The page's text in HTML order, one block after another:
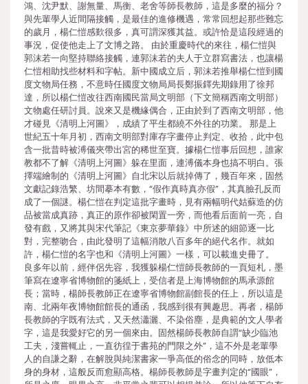
鴻、沈尹默、謝無量、馬衡、老舍等師長教師，這是多麼的福分？
與先輩學人近間隔接觸，是最佳的進修機遇，常常回想起那些難忘
的歲月，楊仁愷感歎很多，真可謂深獲其益。或許恰是這段經過的
事況，促使他走上了文博之路。 由於重慶時代的來往，楊仁愷與
郭沫若一向堅持聯絡接觸，連郭沫若的夫人于立群寫書法，也讓楊
仁愷相助找些材料和字帖。新中國成立后，郭沫若推舉楊仁愷到國
度文物局任務，不意時任國度文物局局長鄭振鐸先期錄用了徐邦
達，所以楊仁愷改往西南國民當局文明部（下文簡稱西南文明部）
文物處任研討員。說來又是機緣偶合，正由於到了西南文明部，他
才碰見《清明上河圖》，成績了平生都繞不外往的功業。 那是上
世紀五十年月初，西南文明部對庫存字畫停止判定、收拾，此中包
含一批昔時被溥儀夾帶出宮的稀世至寶。據楊仁愷事后回想，誰家
教都不了解《清明上河圖》躲在里面，連溥儀本身也搞不明白。張
擇端繪制的《清明上河圖》自北宋以后就掉傳了，幾百年來，固然
文獻記錄浩繁、坊間摹本有數，“假作真時真亦假”，其真臉孔反而
成了一個謎。楊仁愷在判定這批字畫時，見有兩幅明代姑蘇造的仿
品被當成真跡，真正的原作卻被閑置一旁，而他看后面前一亮，自
發有戲，又將其與宋代筆記《東京夢華錄》中所述的細節逐一比
對，完整吻合，由此發明了這幅消散八百多年的絕代名作。就如
許，楊仁愷的名字也和《清明上河圖》一樣，可以載進史冊了。
良多年以前，經伴侶先容，我獲躲楊仁愷師長教師的一頁短札，墨
筆寫在遼寧省博物館的箋紙上，受信者是上海博物館的馬承源館
長；當時，楊師長教師正在遼寧省博物館副館長的任上，所以這是
南、北兩年夜博物館館長的通函，我感到很有興趣思。再者，楊師
長教師的字既有法式，又天然瀟灑、不染俗塵，是典範的文人學者
字，這是我愛好它的另一個來由。固然楊師長教師自謂“缺少臨池
工夫，淺嘗輒止，一直彷徨于書苑的門限之外”，這不外是老輩學
人的自謙之辭，在解脫與純潔書家一爭高低的俗念的同時，放低本
身的身材，這般反而愈顯高格。楊師長教師是字畫判定的“國眼”，